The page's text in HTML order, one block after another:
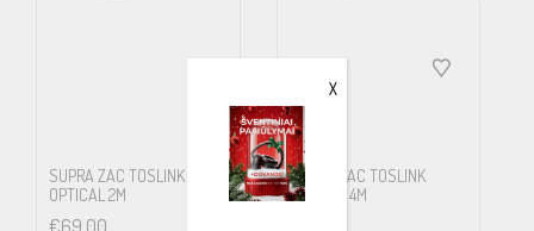
SUPRA ZAC TOSLINK
OPTICAL 2M
€69.00
SUPRA ZAC TOSLINK
OPTICAL 4M
X